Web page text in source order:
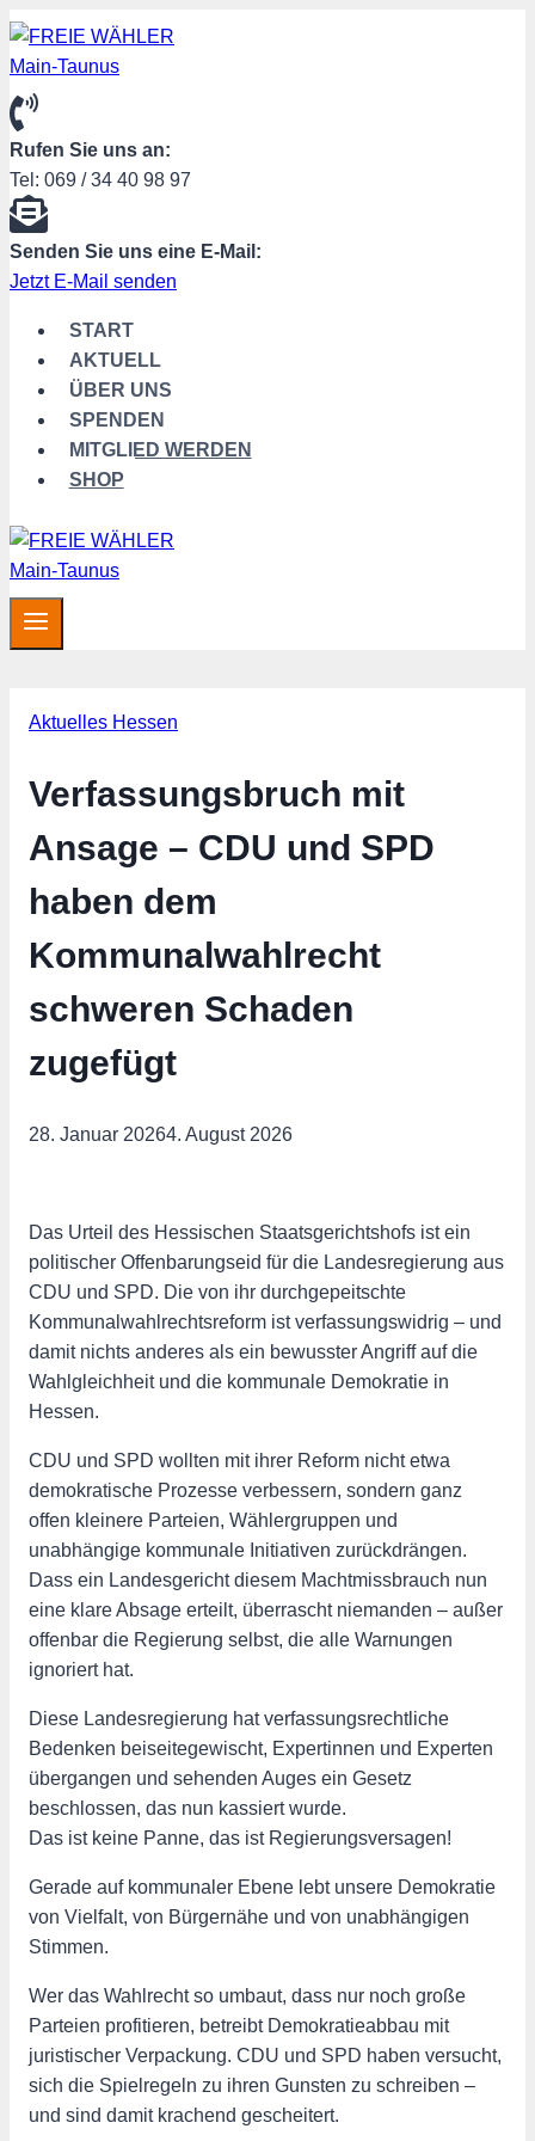
Zum
Rufen Sie uns an:
Tel: 069 / 34 40 98 97
Senden Sie uns eine E-Mail:
Jetzt E-Mail senden
START
AKTUELL
ÜBER UNS
SPENDEN
MITGLIED WERDEN
SHOP
Aktuelles Hessen
Verfassungsbruch mit
Ansage – CDU und SPD
haben dem
Kommunalwahlrecht
schweren Schaden
zugefügt
28. Januar 20264. August 2026
Das Urteil des Hessischen Staatsgerichtshofs ist ein
politischer Offenbarungseid für die Landesregierung aus
CDU und SPD. Die von ihr durchgepeitschte
Kommunalwahlrechtsreform ist verfassungswidrig – und
damit nichts anderes als ein bewusster Angriff auf die
Wahlgleichheit und die kommunale Demokratie in
Hessen.
CDU und SPD wollten mit ihrer Reform nicht etwa
demokratische Prozesse verbessern, sondern ganz
offen kleinere Parteien, Wählergruppen und
unabhängige kommunale Initiativen zurückdrängen.
Dass ein Landesgericht diesem Machtmissbrauch nun
eine klare Absage erteilt, überrascht niemanden – außer
offenbar die Regierung selbst, die alle Warnungen
ignoriert hat.
Diese Landesregierung hat verfassungsrechtliche
Bedenken beiseitegewischt, Expertinnen und Experten
übergangen und sehenden Auges ein Gesetz
beschlossen, das nun kassiert wurde.
Das ist keine Panne, das ist Regierungsversagen!
Gerade auf kommunaler Ebene lebt unsere Demokratie
von Vielfalt, von Bürgernähe und von unabhängigen
Stimmen.
Wer das Wahlrecht so umbaut, dass nur noch große
Parteien profitieren, betreibt Demokratieabbau mit
juristischer Verpackung. CDU und SPD haben versucht,
sich die Spielregeln zu ihren Gunsten zu schreiben –
und sind damit krachend gescheitert.